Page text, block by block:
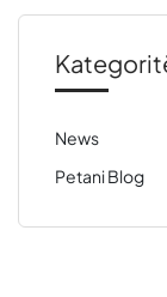
News
Petani Blog